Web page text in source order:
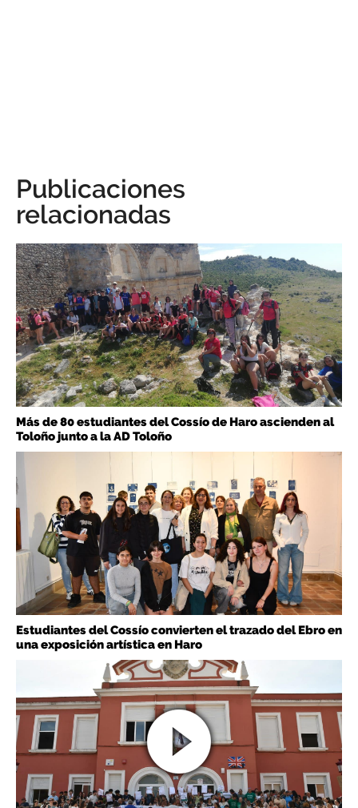
Publicaciones
relacionadas
Más de 80 estudiantes del Cossío de Haro ascienden al
Toloño junto a la AD Toloño
Estudiantes del Cossío convierten el trazado del Ebro en
una exposición artística en Haro